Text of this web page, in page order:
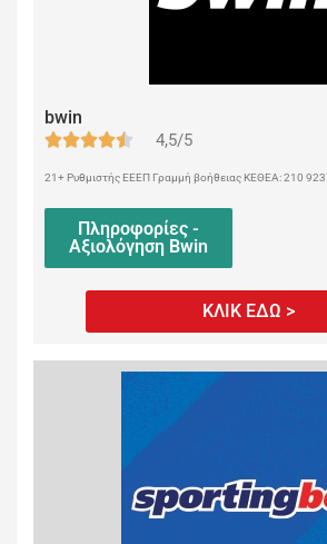
bwin
4,5/5
21+ Ρυθμιστής ΕΕΕΠ Γραμμή βοήθειας ΚΕΘΕΑ: 210
Πληροφορίες -
Αξιολόγηση Bwin
ΚΛΙΚ ΕΔΩ >